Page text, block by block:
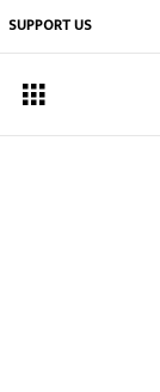
SUPPORT US